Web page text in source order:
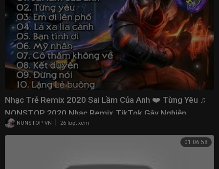
Nhạc Trẻ Remix 2020 Sai Lầm Của Anh ❤️ Từng Yêu ♫
NONSTOP 2020 Nhạc Remix TikTok Gây Nghiện
NONSTOP VN 26 lượt xem
01:06:58